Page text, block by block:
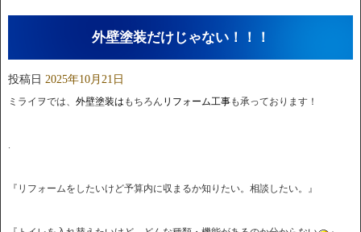
外壁塗装だけじゃない！！！
投稿日 2025年10月21日
ミライヲでは、 外壁塗装は もちろん リフォーム工事も承っております！
.
『リフォームをしたいけど予算内に収まるか知りたい。相談したい。』